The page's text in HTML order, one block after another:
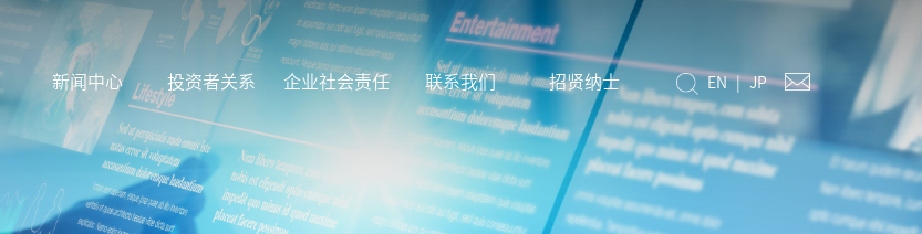
EN | JP
新闻中心 投资者关系 企业社会责任 联系我们 招贤纳士